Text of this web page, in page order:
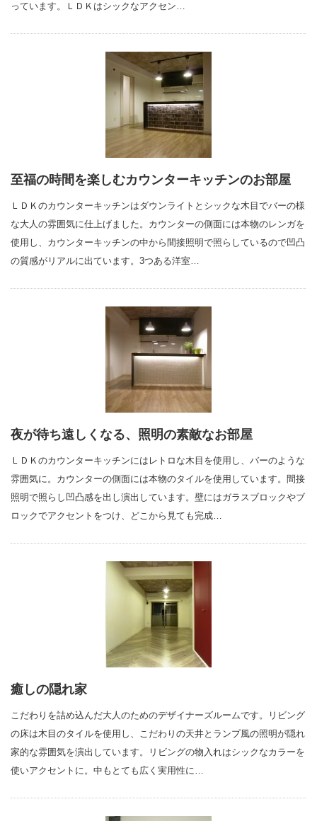
っています。ＬＤＫはシックなアクセン…
至福の時間を楽しむカウンターキッチンのお部屋
ＬＤＫのカウンターキッチンはダウンライトとシックな木目でバーの様
な大人の雰囲気に仕上げました。カウンターの側面には本物のレンガを
使用し、カウンターキッチンの中から間接照明で照らしているので凹凸
の質感がリアルに出ています。3つある洋室…
夜が待ち遠しくなる、照明の素敵なお部屋
ＬＤＫのカウンターキッチンにはレトロな木目を使用し、バーのような
雰囲気に。カウンターの側面には本物のタイルを使用しています。間接
照明で照らし凹凸感を出し演出しています。壁にはガラスブロックやブ
ロックでアクセントをつけ、どこから見ても完成…
癒しの隠れ家
こだわりを詰め込んだ大人のためのデザイナーズルームです。リビング
の床は木目のタイルを使用し、こだわりの天井とランプ風の照明が隠れ
家的な雰囲気を演出しています。リビングの物入れはシックなカラーを
使いアクセントに。中もとても広く実用性に…